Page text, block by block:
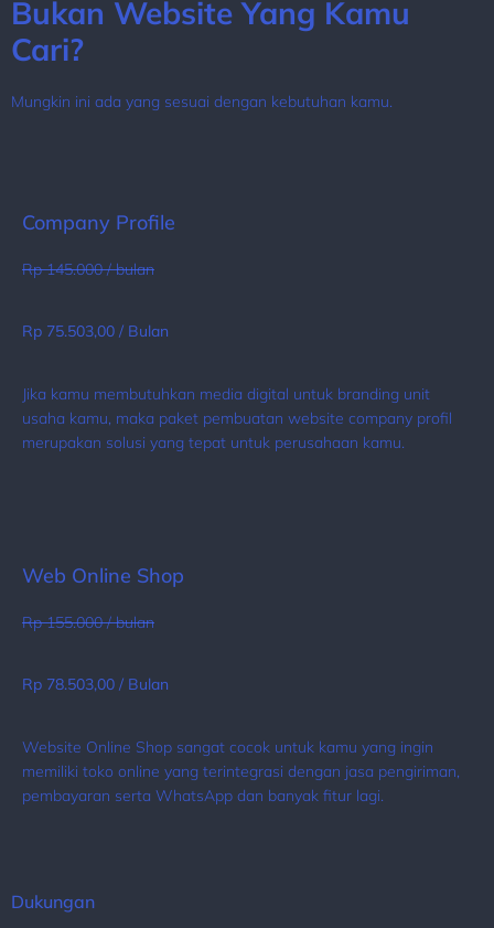
Bukan Website Yang Kamu
Cari?
Mungkin ini ada yang sesuai dengan kebutuhan kamu.
Company Profile
Rp 145.000 / bulan
Rp 75.503,00 / Bulan
Jika kamu membutuhkan media digital untuk branding unit
usaha kamu, maka paket pembuatan website company profil
merupakan solusi yang tepat untuk perusahaan kamu.
Web Online Shop
Rp 155.000 / bulan
Rp 78.503,00 / Bulan
Website Online Shop sangat cocok untuk kamu yang ingin
memiliki toko online yang terintegrasi dengan jasa pengiriman,
pembayaran serta WhatsApp dan banyak fitur lagi.
Dukungan